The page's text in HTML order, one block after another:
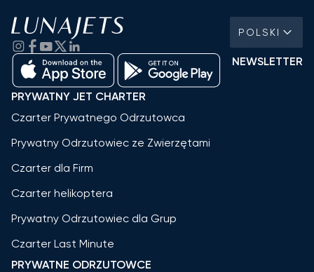
POLSKI
NEWSLETTER
PRYWATNY JET CHARTER
Czarter Prywatnego Odrzutowca
Prywatny Odrzutowiec ze Zwierzętami
Czarter dla Firm
Czarter helikoptera
Prywatny Odrzutowiec dla Grup
Czarter Last Minute
PRYWATNE ODRZUTOWCE